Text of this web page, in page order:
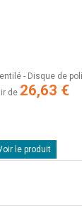
- Disque de
de 26,63 €
le produit